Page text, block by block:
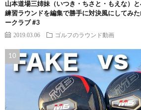
山本道場三姉妹（いつき・ちさと・もえな）
練習ラウンドを編集で勝手に対決風にしてみ
ークラブ #3
2019.03.06 ゴルフのラウンド動画